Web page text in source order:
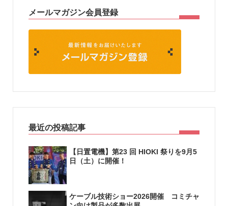
メールマガジン会員登録
最近の投稿記事
【日置電機】第23 回 HIOKI 祭りを9月5
日（土）に開催！
ケーブル技術ショー2026開催 コミチャ